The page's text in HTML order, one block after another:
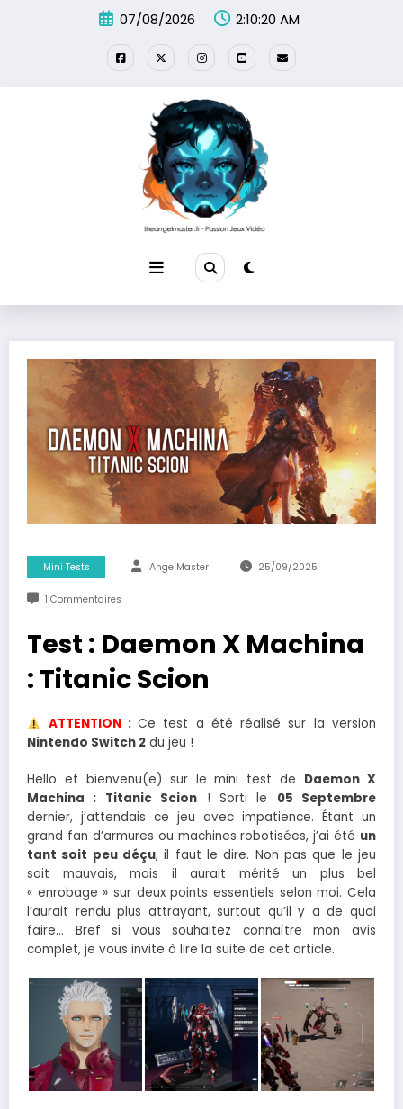
07/08/2026 2:10:21 AM
Mini Tests AngelMaster 25/09/2025
1 Commentaires
Test : Daemon X Machina
: Titanic Scion
ATTENTION :Ce test a été réalisé sur la version
Nintendo Switch 2 du jeu !
Hello et bienvenu(e) sur le mini test de Daemon X
Machina : Titanic Scion ! Sorti le 05 Septembre
dernier, j’attendais ce jeu avec impatience. Étant un
grand fan d’armures ou machines robotisées, j’ai été un
tant soit peu déçu, il faut le dire. Non pas que le jeu
soit mauvais, mais il aurait mérité un plus bel
« enrobage » sur deux points essentiels selon moi. Cela
l’aurait rendu plus attrayant, surtout qu’il y a de quoi
faire… Bref si vous souhaitez connaître mon avis
complet, je vous invite à lire la suite de cet article.